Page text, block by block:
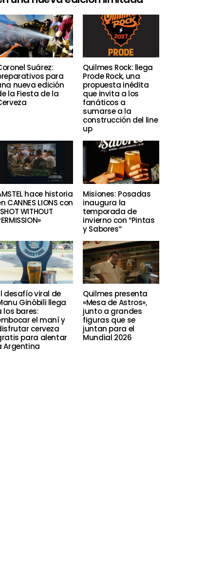
Suárez:
para
nueva edición
la Fiesta de la
Quilmes Rock: llega
Prode Rock, una
propuesta inédita
que invita a los
fanáticos a
sumarse a la
construcción del line
up
hace historia
CANNES LIONS con
WITHOUT
Misiones: Posadas
inaugura la
temporada de
invierno con “Pintas
y Sabores”
desafío viral de
Ginóbili llega
los bares:
el maní y
cerveza
para alentar
Argentina
Quilmes presenta
«Mesa de Astros»,
junto a grandes
figuras que se
juntan para el
Mundial 2026